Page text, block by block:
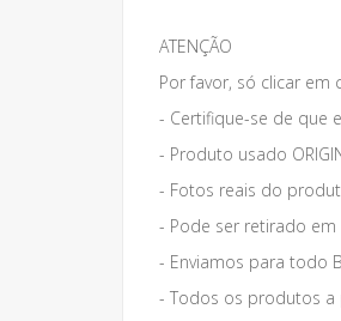
ATENÇÃO
Por favor, só clicar em
- Certifique-se de que
- Produto usado
- Fotos reais do
- Pode ser retirado em
- Enviamos para todo
- Todos os produtos a